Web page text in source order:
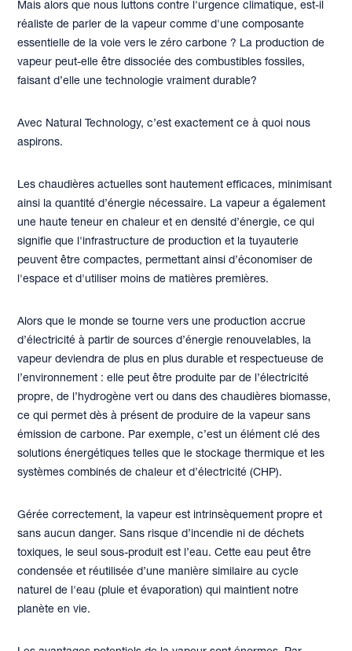
Mais alors que nous luttons contre l'urgence climatique, est-il
réaliste de parler de la vapeur comme d'une composante
essentielle de la voie vers le zéro carbone ? La production de
vapeur peut-elle être dissociée des combustibles fossiles,
faisant d’elle une technologie vraiment durable?
Avec Natural Technology, c’est exactement ce à quoi nous
aspirons.
Les chaudières actuelles sont hautement efficaces, minimisant
ainsi la quantité d’énergie nécessaire. La vapeur a également
une haute teneur en chaleur et en densité d’énergie, ce qui
signifie que l'infrastructure de production et la tuyauterie
peuvent être compactes, permettant ainsi d’économiser de
l'espace et d'utiliser moins de matières premières.
Alors que le monde se tourne vers une production accrue
d’électricité à partir de sources d’énergie renouvelables, la
vapeur deviendra de plus en plus durable et respectueuse de
l’environnement : elle peut être produite par de l’électricité
propre, de l’hydrogène vert ou dans des chaudières biomasse,
ce qui permet dès à présent de produire de la vapeur sans
émission de carbone. Par exemple, c’est un élément clé des
solutions énergétiques telles que le stockage thermique et les
systèmes combinés de chaleur et d’électricité (CHP).
Gérée correctement, la vapeur est intrinsèquement propre et
sans aucun danger. Sans risque d’incendie ni de déchets
toxiques, le seul sous-produit est l’eau. Cette eau peut être
condensée et réutilisée d’une manière similaire au cycle
naturel de l'eau (pluie et évaporation) qui maintient notre
planète en vie.